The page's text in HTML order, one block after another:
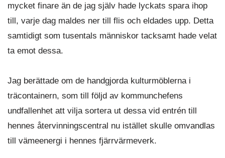
mycket finare än de jag själv hade lyckats spara ihop
till, varje dag maldes ner till flis och eldades upp. Detta
samtidigt som tusentals människor tacksamt hade velat
ta emot dessa.
Jag berättade om de handgjorda kulturmöblerna i
träcontainern, som till följd av kommunchefens
undfallenhet att vilja sortera ut dessa vid entrén till
hennes återvinningscentral nu istället skulle omvandlas
till vämeenergi i hennes fjärrvärmeverk.